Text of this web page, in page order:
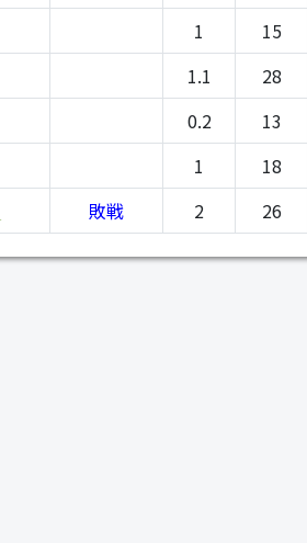
1 15
1.1 28
0.2 13
1 18
敗戦 2 26